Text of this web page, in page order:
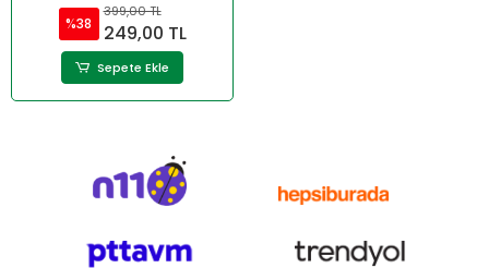
%38
399,00 TL
249,00 TL
Sepete Ekle